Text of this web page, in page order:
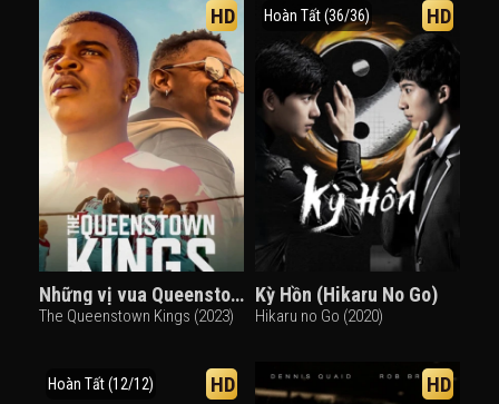
HD
Những vị vua Queenstown
The Queenstown Kings (2023)
Hoàn Tất (36/36) HD
Kỳ Hồn (Hikaru No Go)
Hikaru no Go (2020)
Hoàn Tất (12/12) HD HD